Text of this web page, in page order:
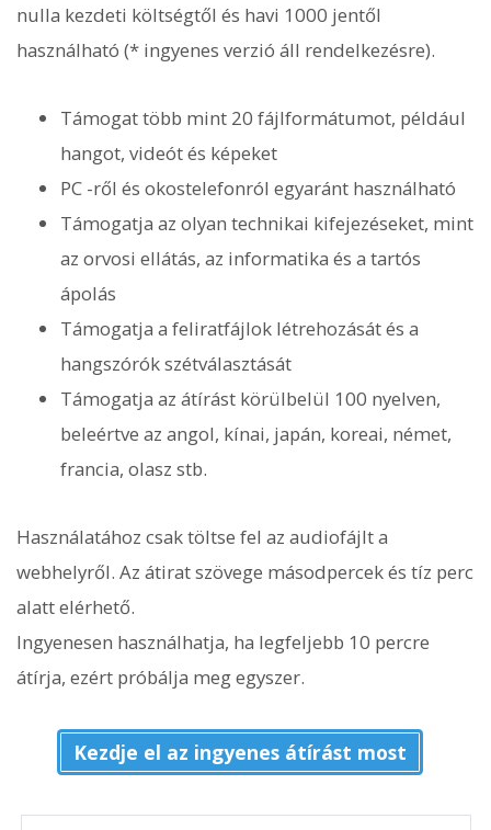
nulla kezdeti költségtől és havi 1000 jentől
használható (* ingyenes verzió áll rendelkezésre).
Támogat több mint 20 fájlformátumot, például
hangot, videót és képeket
PC -ről és okostelefonról egyaránt használható
Támogatja az olyan technikai kifejezéseket, mint
az orvosi ellátás, az informatika és a tartós
ápolás
Támogatja a feliratfájlok létrehozását és a
hangszórók szétválasztását
Támogatja az átírást körülbelül 100 nyelven,
beleértve az angol, kínai, japán, koreai, német,
francia, olasz stb.
Használatához csak töltse fel az audiofájlt a
webhelyről. Az átirat szövege másodpercek és tíz perc
alatt elérhető.
Ingyenesen használhatja, ha legfeljebb 10 percre
átírja, ezért próbálja meg egyszer.
Kezdje el az ingyenes átírást most